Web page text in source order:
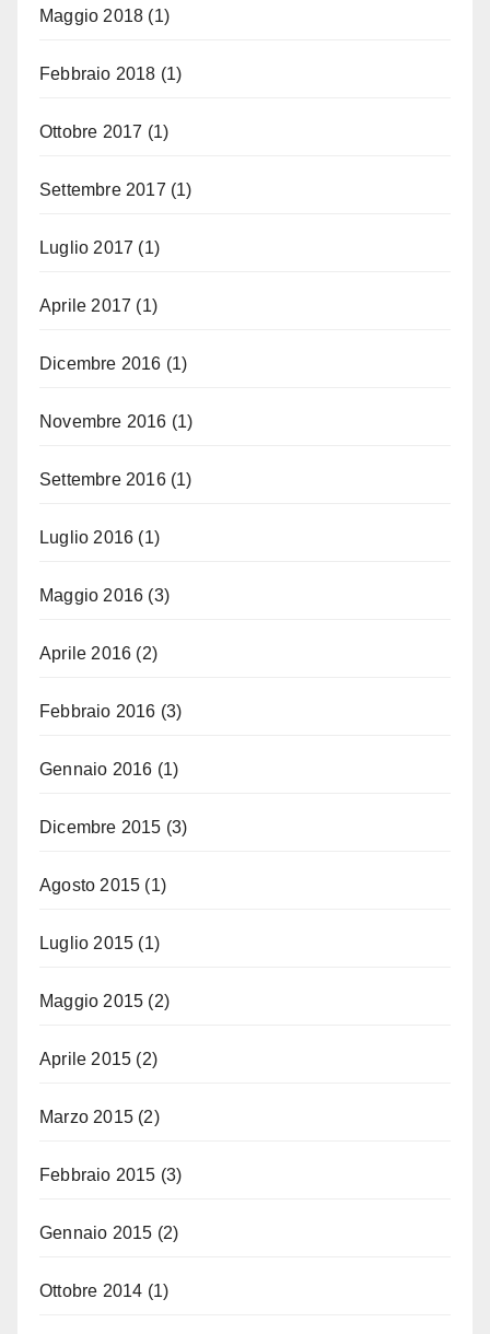
Maggio 2018 (1)
Febbraio 2018 (1)
Ottobre 2017 (1)
Settembre 2017 (1)
Luglio 2017 (1)
Aprile 2017 (1)
Dicembre 2016 (1)
Novembre 2016 (1)
Settembre 2016(1)
Luglio 2016 (1)
Maggio 2016 (3)
Aprile 2016 (2)
Febbraio 2016 (3)
Gennaio 2016 (1)
Dicembre 2015 (3)
Agosto 2015 (1)
Luglio 2015 (1)
Maggio 2015 (2)
Aprile 2015 (2)
Marzo 2015 (2)
Febbraio 2015 (3)
Gennaio 2015 (2)
Ottobre 2014 (1)